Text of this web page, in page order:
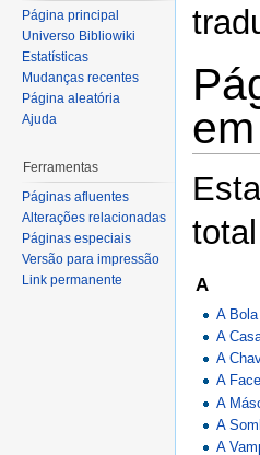
A
A
A
A
A
A
A
A
Página principal
Universo Bibliowiki
Estatísticas
Mudanças recentes
Página aleatória
Ajuda
Ferramentas
Páginas afluentes
Alterações relacionadas
Páginas especiais
Versão para impressão
Link permanente